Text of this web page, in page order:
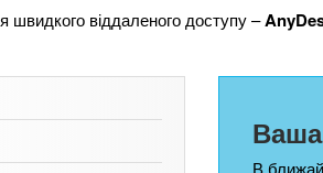
швидкого віддаленого доступу –
В